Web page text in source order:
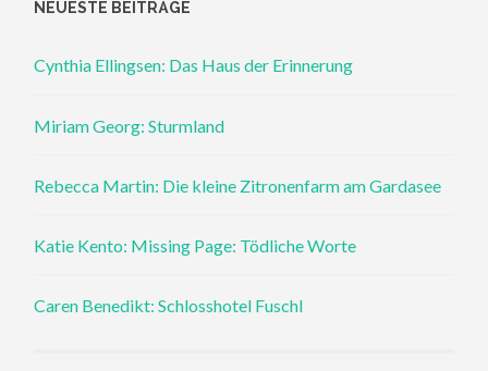
NEUESTE BEITRÄGE
Cynthia Ellingsen: Das Haus der Erinnerung
Miriam Georg: Sturmland
Rebecca Martin: Die kleine Zitronenfarm am Gardasee
Katie Kento: Missing Page: Tödliche Worte
Caren Benedikt: Schlosshotel Fuschl